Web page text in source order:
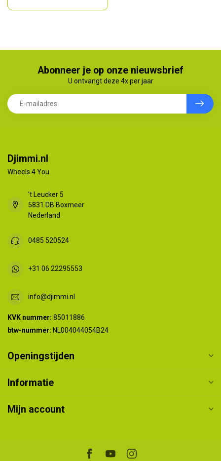
Abonneer je op onze nieuwsbrief
U ontvangt deze 4x per jaar
Djimmi.nl
Wheels 4 You
't Leucker 5
5831 DB Boxmeer
Nederland
0485 520524
+31 06 22295553
info@djimmi.nl
KVK nummer: 85011886
btw-nummer: NL004044054B24
Openingstijden
Informatie
Mijn account